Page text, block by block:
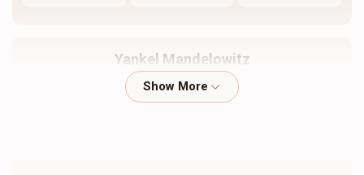
Yankel Mandelowitz